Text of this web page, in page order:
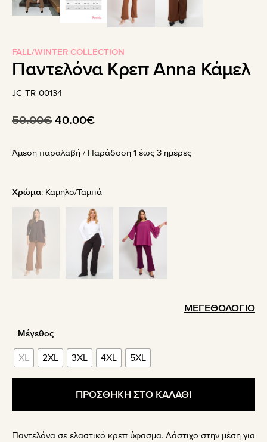
FALL/WINTER COLLECTION
Παντελόνα Κρεπ Anna Κάμελ
JC-TR-00134
50.00€ Original
was:
40.00€Η
τιμή
40.00€.
Άμεση παραλαβή / Παράδoση 1 έως 3 ημέρες
Χρώμα: Καμηλό/Ταμπά
ΜΕΓΕΘΟΛΟΓΙΟ
Μέγεθος
XL 2XL 3XL 4XL 5XL
ΠΡΟΣΘΗΚΗ ΣΤΟ ΚΑΛΑΘΙ
Παντελόνα σε ελαστικό κρεπ ύφασμα. Λάστιχο στην μέση για